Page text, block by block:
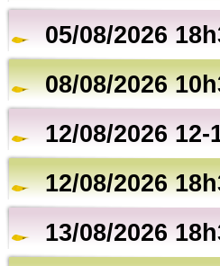
05/08/2026
08/08/2026
12/08/2026
12/08/2026
13/08/2026